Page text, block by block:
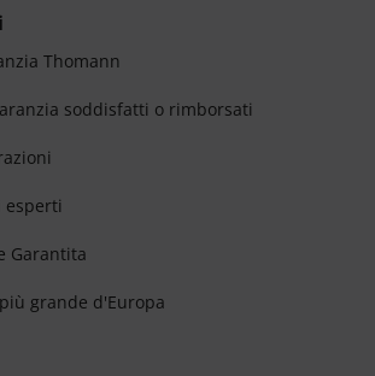
Thomann
soddisfatti o rimborsati
esperti
Garantita
grande d'Europa